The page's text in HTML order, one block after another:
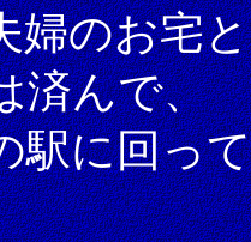
婦のお宅
済んで、
駅に回っ